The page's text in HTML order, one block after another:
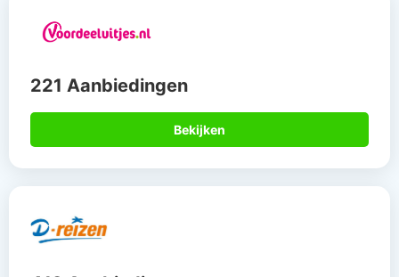
221 Aanbiedingen
Bekijken